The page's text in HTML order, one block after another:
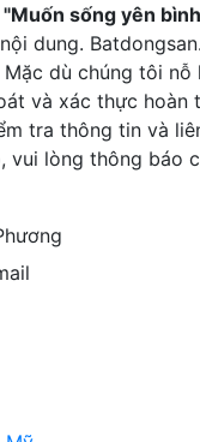
"Muốn sống yên
dung.
dù chúng tôi
và xác thực
tra thông tin và
vui lòng thông